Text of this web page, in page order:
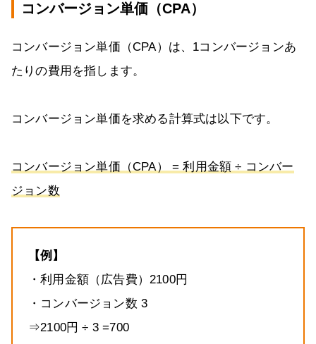
コンバージョン単価（CPA）
コンバージョン単価（CPA）は、1コンバージョンあ
たりの費用を指します。
コンバージョン単価を求める計算式は以下です。
コンバージョン単価（CPA） = 利用金額 ÷ コンバー
ジョン数
【例】
・利用金額（広告費）2100円
・コンバージョン数 3
⇒2100円 ÷ 3 =700